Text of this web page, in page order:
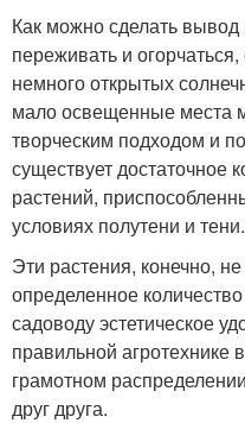
Как можно сделать вывод
переживать и
немного открытых
мало освещенные места
творческим подходом и
существует достаточное
растений,
условиях полутени и тени.
Эти растения, конечно,
определенное
садоводу эстетическое
правильной агротехнике
грамотном
друг друга.